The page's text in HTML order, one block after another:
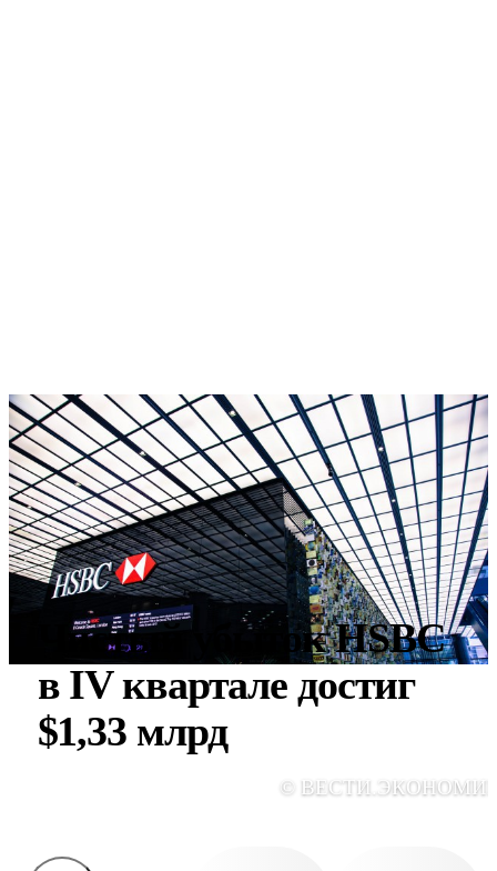
Чистый убыток HSBC
в IV квартале достиг
$1,33 млрд
©